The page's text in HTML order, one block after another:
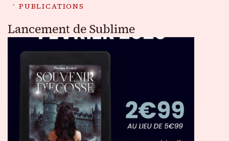
PUBLICATIONS
Lancement de Sublime